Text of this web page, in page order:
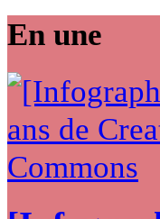
En une